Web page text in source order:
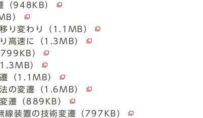
（948KB）
）
り変わり（1.1MB）
高速に（1.3MB）
）
）
（1.1MB）
の変遷（1.6MB）
遷（889KB）
装置の技術変遷（797KB）